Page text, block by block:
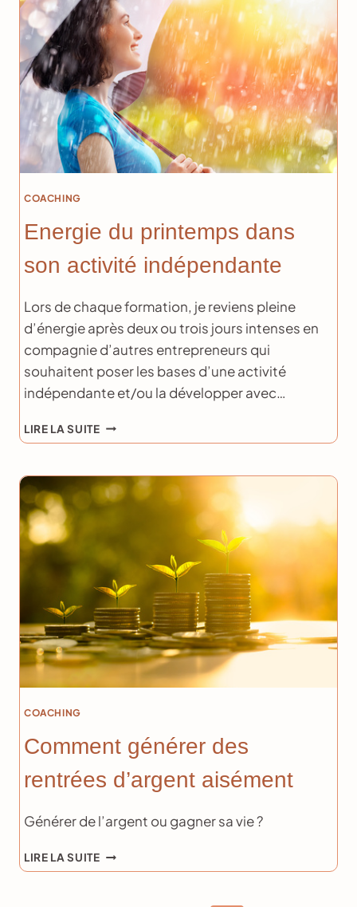
COACHING
Energie du printemps dans
son activité indépendante
Lors de chaque formation, je reviens pleine
d’énergie après deux ou trois jours intenses en
compagnie d’autres entrepreneurs qui
souhaitent poser les bases d’une activité
indépendante et/ou la développer avec…
LIRE LA SUITEENERGIE
DU
DANS
SON
ACTIVITÉ
COACHING
Comment générer des
rentrées d’argent aisément
Générer de l’argent ou gagner sa vie ?
LIRE LA SUITECOMMENT
GÉNÉRER